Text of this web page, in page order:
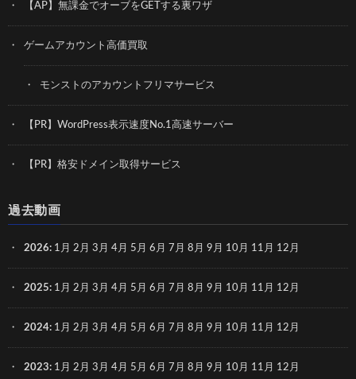
【AP】無課金でオーブをGETする裏ワザ
ゲームアカウント高価買取
モンストのアカウントフリマサービス
【PR】WordPress表示速度No.1高速サーバー
【PR】格安ドメイン取得サービス
過去動画
2026: 1月 2月 3月 4月 5月 6月 7月 8月 9月 10月 11月 12月
2025: 1月 2月 3月 4月 5月 6月 7月 8月 9月 10月 11月 12月
2024: 1月 2月 3月 4月 5月 6月 7月 8月 9月 10月 11月 12月
2023: 1月 2月 3月 4月 5月 6月 7月 8月 9月 10月 11月 12月